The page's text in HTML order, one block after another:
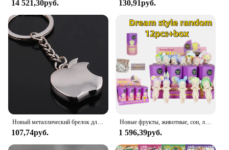
universally loved taste make it a go-to gift for any
occasion. The Mentos Candy Mint Roll is a staple in
the world of candy, and its availability for sale
ensures that you can always have this refreshing
treat at your fingertips.
14 521,30руб. 130,91руб.
Новый металлический брелок для ключей с фруктами, металлический брелок с яблоком, брелок для ключей, брелок для автомобиля
107,74руб.
Новые фрукты, животные, сон, лицо, слепая коробка, автомобильное украшение, украшение для мобильного телефона, ручная работа, настольная аниме-кукла
1 596,39руб.